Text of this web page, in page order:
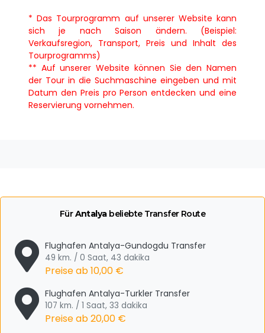
* Das Tourprogramm auf unserer Website kann
sich je nach Saison ändern. (Beispiel:
Verkaufsregion, Transport, Preis und Inhalt des
Tourprogramms)
** Auf unserer Website können Sie den Namen
der Tour in die Suchmaschine eingeben und mit
Datum den Preis pro Person entdecken und eine
Reservierung vornehmen.
FürAntalyabeliebte Transfer Route
Flughafen Antalya-Gundogdu Transfer
49 km. / 0 Saat, 43 dakika
Preise ab10,00 €
Flughafen Antalya-Turkler Transfer
107 km. / 1 Saat, 33 dakika
Preise ab20,00 €